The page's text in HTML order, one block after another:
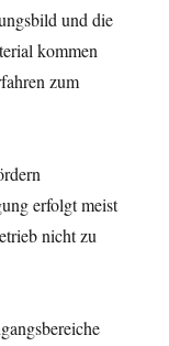
und die
kommen
zum
erfolgt meist
nicht zu